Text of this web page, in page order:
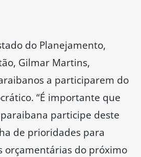
do Planejamento,
Gilmar Martins,
a participarem do
“É importante que
participe deste
de prioridades para
orçamentárias do próximo